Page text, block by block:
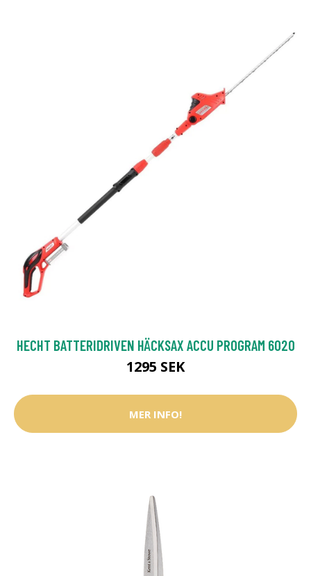
HECHT BATTERIDRIVEN HÄCKSAX ACCU PROGRAM 6020
1295 SEK
MER INFO!